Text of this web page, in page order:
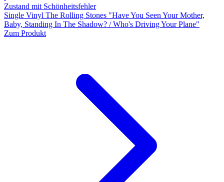
Zustand mit Schönheitsfehler
Single Vinyl The Rolling Stones "Have You Seen Your Mother,
Baby, Standing In The Shadow? / Who's Driving Your Plane"
Zum Produkt